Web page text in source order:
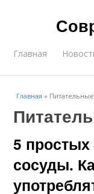
Главная
Главная »
5 простых
сосуды.